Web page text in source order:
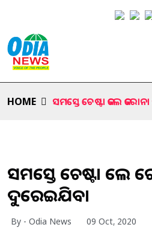
HOME ସମସ୍ତେ ଚେଷ୍ଟା କଲେ
ସମସ୍ତେ ଚେଷ୍ଟା କଲେ
ଦୁରେଇଯିବ।
By - Odia News 09 Oct, 2020